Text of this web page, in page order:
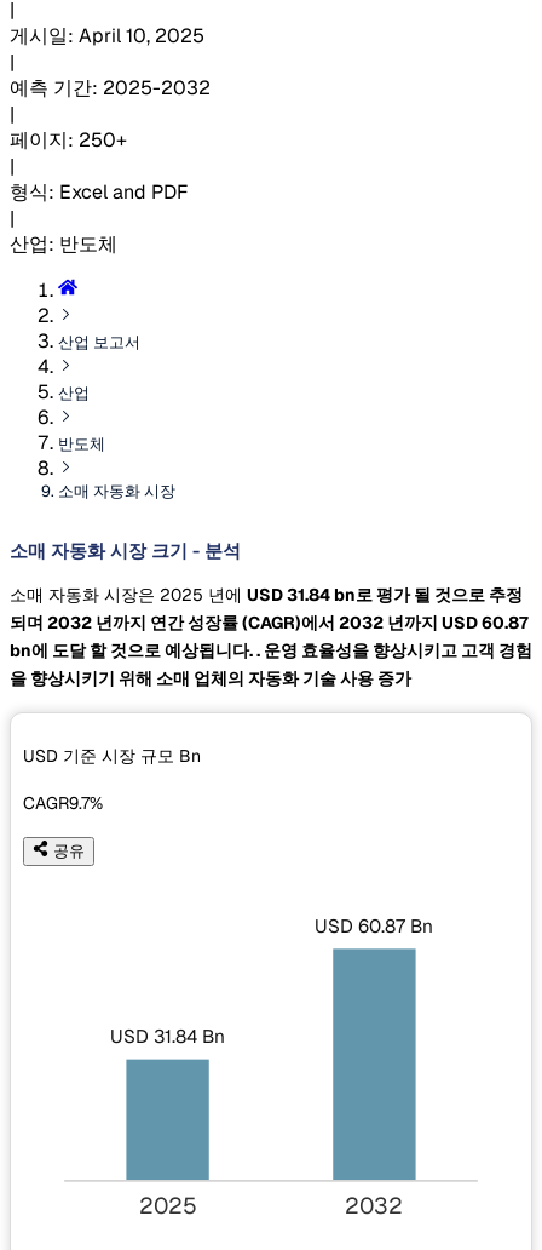
|
게시일: April 10, 2025
|
예측 기간: 2025-2032
|
페이지: 250+
|
형식: Excel and PDF
|
산업: 반도체
산업 보고서
산업
반도체
소매 자동화 시장
소매 자동화 시장 크기 - 분석
소매 자동화 시장은 2025 년에 USD 31.84 bn로 평가 될 것으로 추정
되며 2032 년까지 연간 성장률(CAGR)에서 2032 년까지 USD 60.87
bn에 도달 할 것으로 예상됩니다.. 운영 효율성을 향상시키고 고객 경험
을 향상시키기 위해 소매 업체의 자동화 기술 사용 증가
USD 기준 시장 규모 Bn
CAGR9.7%
공유
USD 31.84 Bn
USD 60.87 Bn
2025 2032